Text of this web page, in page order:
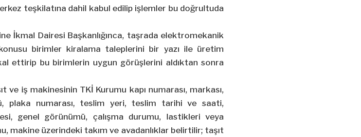
teşkilatına dahil kabul edilip işlemler bu doğrultuda
İkmal Dairesi Başkanlığınca, taşrada elektromekanik
birimler kiralama taleplerini bir yazı ile üretim
ettirip bu birimlerin uygun görüşlerini aldıktan sonra
ve iş makinesinin TKİ Kurumu kapı numarası, markası,
plaka numarası, teslim yeri, teslim tarihi ve saati,
genel görünümü, çalışma durumu, lastikleri veya
makine üzerindeki takım ve avadanlıklar belirtilir; taşıt